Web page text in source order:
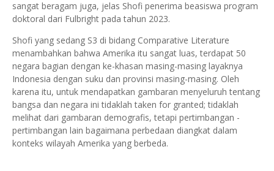
sangat beragam juga, jelas Shofi penerima beasiswa program
doktoral dari Fulbright pada tahun 2023.
Shofi yang sedang S3 di bidang Comparative Literature
menambahkan bahwa Amerika itu sangat luas, terdapat 50
negara bagian dengan ke-khasan masing-masing layaknya
Indonesia dengan suku dan provinsi masing-masing. Oleh
karena itu, untuk mendapatkan gambaran menyeluruh tentang
bangsa dan negara ini tidaklah taken for granted; tidaklah
melihat dari gambaran demografis, tetapi pertimbangan -
pertimbangan lain bagaimana perbedaan diangkat dalam
konteks wilayah Amerika yang berbeda.